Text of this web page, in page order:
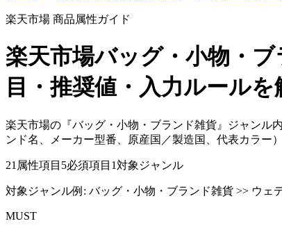
楽天市場 商品属性ガイド
楽天市場バッグ・小物・ブ
目・推奨値・入力ルールを
楽天市場の『バッグ・小物・ブランド雑貨』ジャンル
ンド名、メーカー型番、原産国／製造国、代表カラー
21 属性項目 5必須項目 1対象ジャンル
対象ジャンル例: バッグ・小物・ブランド雑貨 >> ウェ
MUST